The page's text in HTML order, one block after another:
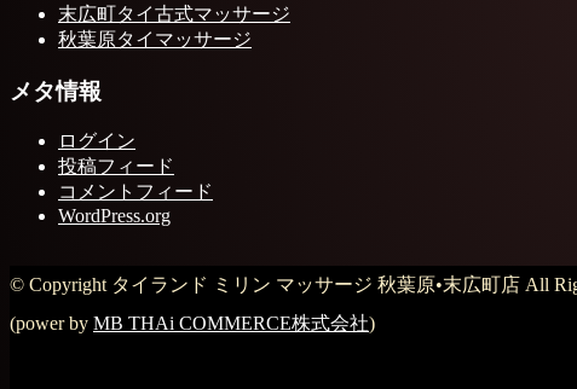
末広町タイ古式マッサージ
秋葉原タイマッサージ
メタ情報
ログイン
投稿フィード
コメントフィード
WordPress.org
© Copyright タイランド ミリン マッサージ 秋葉原•末広町店 All
(power by MB THAi COMMERCE株式会社)